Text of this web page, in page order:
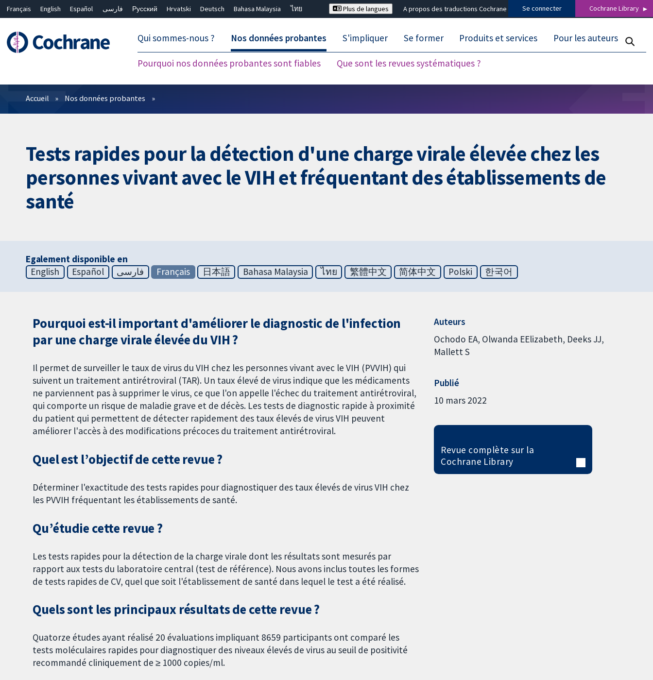
Français English Español فارسی Русский Hrvatski Deutsch Bahasa Malaysia
ไทย
Plus de langues A propos des traductions Cochrane Se connecter Cochrane Library
Qui sommes-nous ? Nos données probantes
Pourquoi nos données probantes sont fiables Que sont les revues systématiques ?
S'impliquer Se former Produits et services Pour les auteurs
Filtres
Accueil Nos données probantes
Tests rapides pour la détection d'une charge virale élevée chez les
personnes vivant avec le VIH et fréquentant des établissements de
santé
Egalement disponible en
English
Español فارسی Français 日本語 Bahasa Malaysia ไทย 繁體中文 简体中文 Polski 한국어
Pourquoi est-il important d'améliorer le diagnostic de l'infection
par une charge virale élevée du VIH ?
Il permet de surveiller le taux de virus du VIH chez les personnes vivant avec le VIH (PVVIH) qui
suivent un traitement antirétroviral (TAR). Un taux élevé de virus indique que les médicaments
ne parviennent pas à supprimer le virus, ce que l'on appelle l'échec du traitement antirétroviral,
qui comporte un risque de maladie grave et de décès. Les tests de diagnostic rapide à proximité
du patient qui permettent de détecter rapidement des taux élevés de virus VIH peuvent
améliorer l'accès à des modifications précoces du traitement antirétroviral.
Quel est l’objectif de cette revue ?
Déterminer l'exactitude des tests rapides pour diagnostiquer des taux élevés de virus VIH chez
les PVVIH fréquentant les établissements de santé.
Qu’étudie cette revue ?
Les tests rapides pour la détection de la charge virale dont les résultats sont mesurés par
rapport aux tests du laboratoire central (test de référence). Nous avons inclus toutes les formes
de tests rapides de CV, quel que soit l'établissement de santé dans lequel le test a été réalisé.
Quels sont les principaux résultats de cette revue ?
Quatorze études ayant réalisé 20 évaluations impliquant 8659 participants ont comparé les
tests moléculaires rapides pour diagnostiquer des niveaux élevés de virus au seuil de positivité
recommandé cliniquement de ≥ 1000 copies/ml.
Auteurs
Ochodo EA Olwanda EElizabeth Deeks JJ
Mallett S
Publié
10 mars 2022
Revue complète sur la
Cochrane Library